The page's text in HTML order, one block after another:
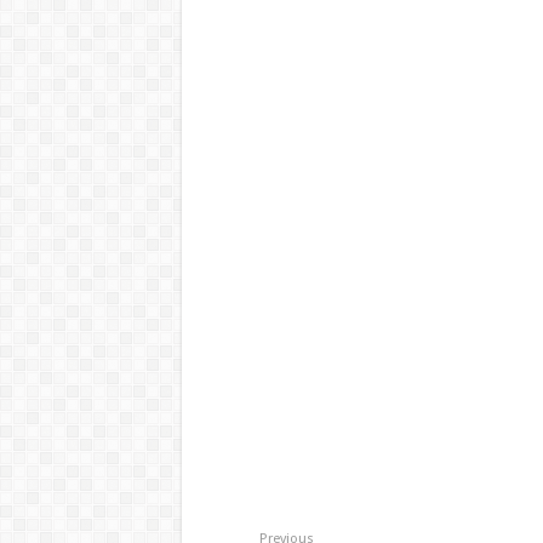
Previous